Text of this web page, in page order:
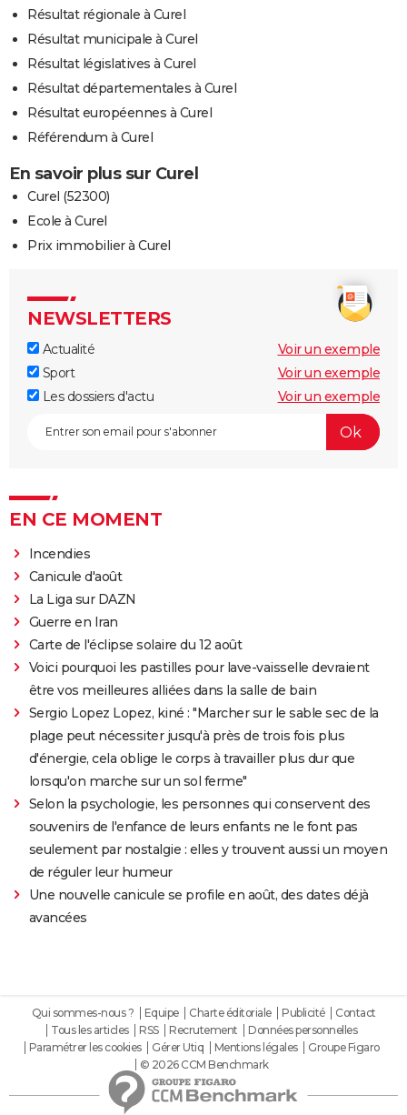
Résultat régionale à Curel
Résultat municipale à Curel
Résultat législatives à Curel
Résultat départementales à Curel
Résultat européennes à Curel
Référendum à Curel
En savoir plus sur Curel
Curel (52300)
Ecole à Curel
Prix immobilier à Curel
NEWSLETTERS
Actualité
Voir un exemple
Sport
Voir un exemple
Les dossiers d'actu
Voir un exemple
EN CE MOMENT
Incendies
Canicule d'août
La Liga sur DAZN
Guerre en Iran
Carte de l'éclipse solaire du 12 août
Voici pourquoi les pastilles pour lave-vaisselle devraient
être vos meilleures alliées dans la salle de bain
Sergio Lopez Lopez, kiné : "Marcher sur le sable sec de la
plage peut nécessiter jusqu'à près de trois fois plus
d'énergie, cela oblige le corps à travailler plus dur que
lorsqu'on marche sur un sol ferme"
Selon la psychologie, les personnes qui conservent des
souvenirs de l'enfance de leurs enfants ne le font pas
seulement par nostalgie : elles y trouvent aussi un moyen
de réguler leur humeur
Une nouvelle canicule se profile en août, des dates déjà
avancées
Qui sommes-nous ? Equipe Charte éditoriale Publicité
Contact
Tous les articles
RSS Recrutement
Données personnelles
Paramétrer les cookies
Gérer Utiq Mentions légales
Groupe Figaro
© 2026 CCM Benchmark